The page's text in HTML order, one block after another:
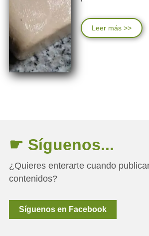
Leer más >>
☛ Síguenos...
¿Quieres enterarte cuando
contenidos?
Síguenos en Facebook